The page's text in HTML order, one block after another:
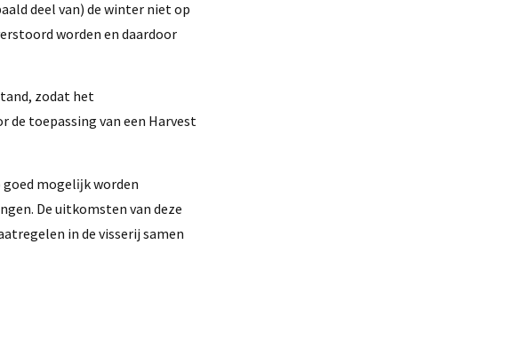
deel van) de winter niet op
worden en daardoor
zodat het
de toepassing van een Harvest
mogelĳk worden
De uitkomsten van deze
in de visserij samen